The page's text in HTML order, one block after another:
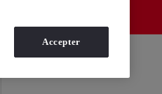
Accepter